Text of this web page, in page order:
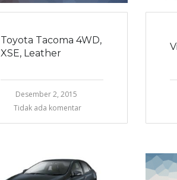
Toyota Tacoma 4WD,
XSE, Leather
Desember 2, 2015
Tidak ada komentar